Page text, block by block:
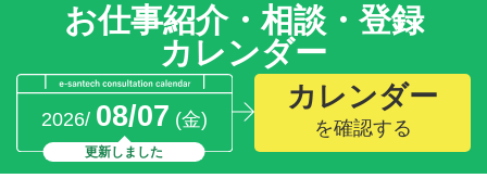
お仕事紹介・相談・登録
カレンダー
2026/ 08/07 (金)
更新しました
カレンダー
を確認する